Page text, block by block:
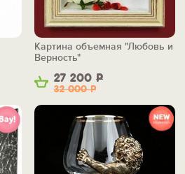
27 200 Р
32 000Р
Картина объемная "Любовь и
Верность"